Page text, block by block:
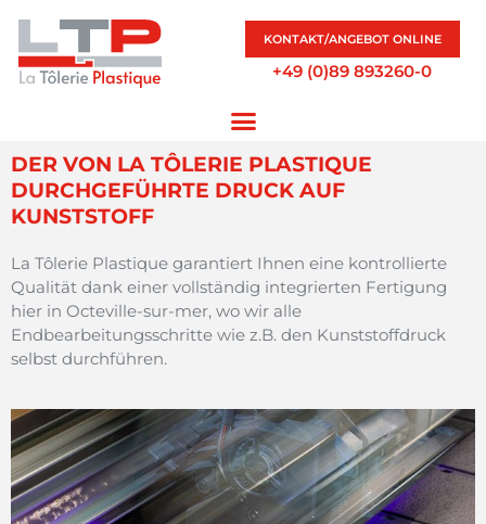
KONTAKT/ANGEBOT ONLINE
+49 (0)89 893260-0
DER VON LA TÔLERIE PLASTIQUE
DURCHGEFÜHRTE DRUCK AUF
KUNSTSTOFF
La Tôlerie Plastique garantiert Ihnen eine kontrollierte
Qualität dank einer vollständig integrierten Fertigung
hier in Octeville-sur-mer, wo wir alle
Endbearbeitungsschritte wie z.B. den Kunststoffdruck
selbst durchführen.